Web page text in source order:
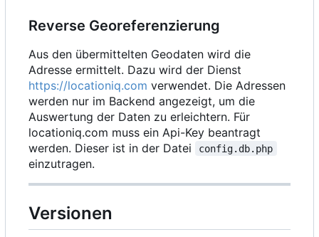
Reverse Georeferenzierung
Aus den übermittelten Geodaten wird die
Adresse ermittelt. Dazu wird der Dienst
https://locationiq.com verwendet. Die Adressen
werden nur im Backend angezeigt, um die
Auswertung der Daten zu erleichtern. Für
locationiq.com muss ein Api-Key beantragt
werden. Dieser ist in der Datei
config.db.php
einzutragen.
Versionen